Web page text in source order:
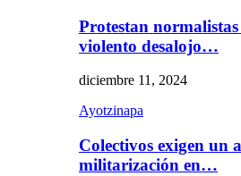
Protestan
violento desalojo…
diciembre 11, 2024
Ayotzinapa
Colectivos exigen un
militarización en…